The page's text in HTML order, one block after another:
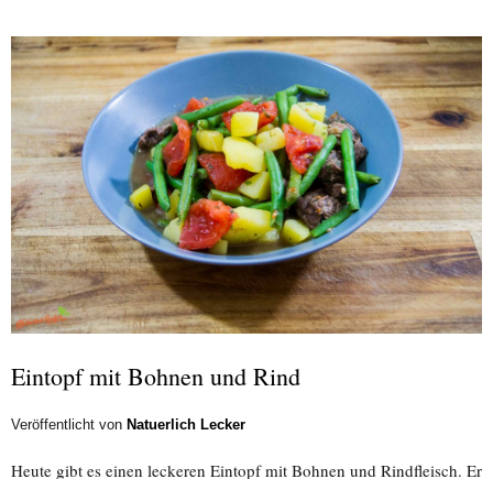
Eintopf mit Bohnen und Rind
Veröffentlicht von Natuerlich Lecker
Heute gibt es einen leckeren Eintopf mit Bohnen und Rindfleisch. Er